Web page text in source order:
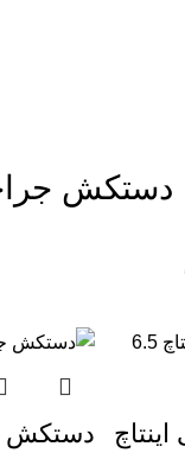
دستکش
دستکش